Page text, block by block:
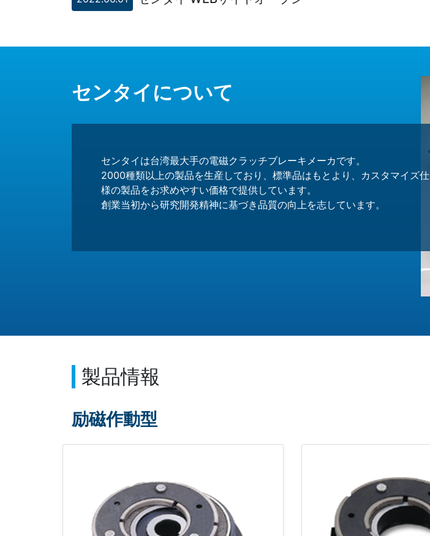
センタイについて
センタイは台湾最大手の電磁クラッチブレーキメーカです。
2000種類以上の製品を生産しており、標準品はもとより、カスタマイズ仕
様の製品をお求めやすい価格で提供しています。
創業当初から研究開発精神に基づき品質の向上を志しています。
製品情報
励磁作動型